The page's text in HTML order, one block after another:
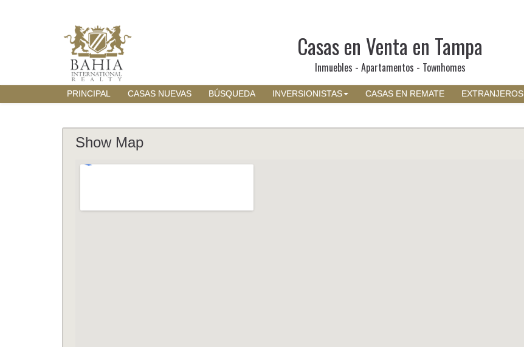
Casas en Venta en Tampa
Inmuebles - Apartamentos - Townhomes
PRINCIPAL CASAS NUEVAS BÚSQUEDA INVERSIONISTAS CASAS EN REMATE EXTRANJEROS
Show Map